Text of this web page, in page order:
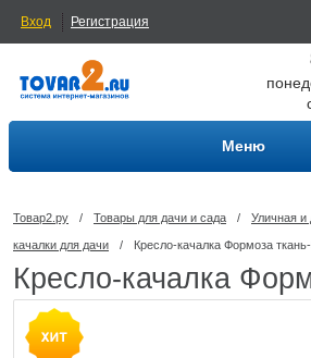
Вход Регистрация
Меню
Товар2.ру / Товары для дачи и сада / Уличная и
качалки для дачи / Кресло-качалка Формоза
Кресло-качалка